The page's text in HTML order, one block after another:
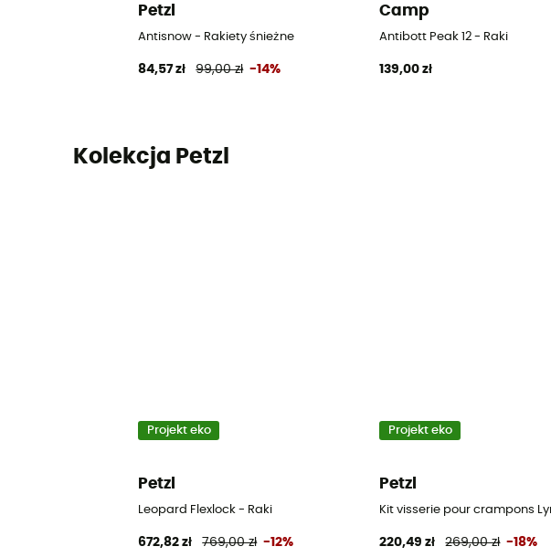
Petzl
Antisnow - Rakiety śnieżne
84,57 zł 99,00 zł -14%
Camp
Antibott Peak 12 - Raki
139,00 zł
Kolekcja Petzl
Projekt eko
Petzl
Leopard Flexlock - Raki
672,82 zł 769,00 zł -12%
Projekt eko
Petzl
Kit visserie pour crampons
220,49 zł 269,00 zł -18%